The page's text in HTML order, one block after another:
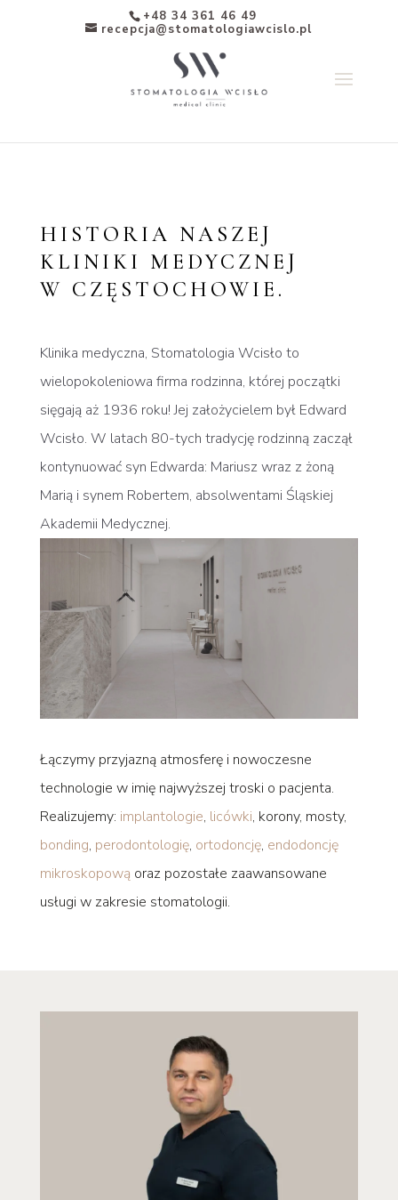
+48 34 361 46 49
recepcja@stomatologiawcislo.pl
HISTORIA NASZEJ
KLINIKI MEDYCZNEJ
W CZĘSTOCHOWIE.
Klinika medyczna, Stomatologia Wcisło to
wielopokoleniowa firma rodzinna, której początki
sięgają aż 1936 roku! Jej założycielem był Edward
Wcisło. W latach 80-tych tradycję rodzinną zaczął
kontynuować syn Edwarda: Mariusz wraz z żoną
Marią i synem Robertem, absolwentami Śląskiej
Akademii Medycznej.
Łączymy przyjazną atmosferę i nowoczesne
technologie w imię najwyższej troski o pacjenta.
Realizujemy: implantologie, licówki, korony, mosty,
bonding, perodontologię, ortodoncję, endodoncję
mikroskopową oraz pozostałe zaawansowane
usługi w zakresie stomatologii.